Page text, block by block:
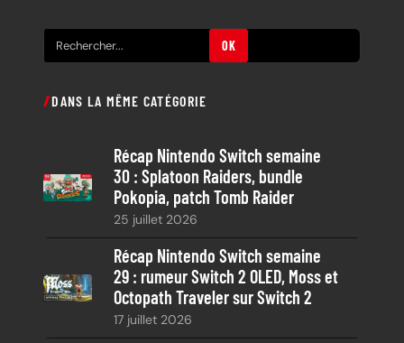
e
h
c
h
OK
DANS LA MÊME CATÉGORIE
Récap Nintendo Switch semaine
30 : Splatoon Raiders, bundle
Pokopia, patch Tomb Raider
25 juillet 2026
Récap Nintendo Switch semaine
29 : rumeur Switch 2 OLED, Moss et
Octopath Traveler sur Switch 2
17 juillet 2026